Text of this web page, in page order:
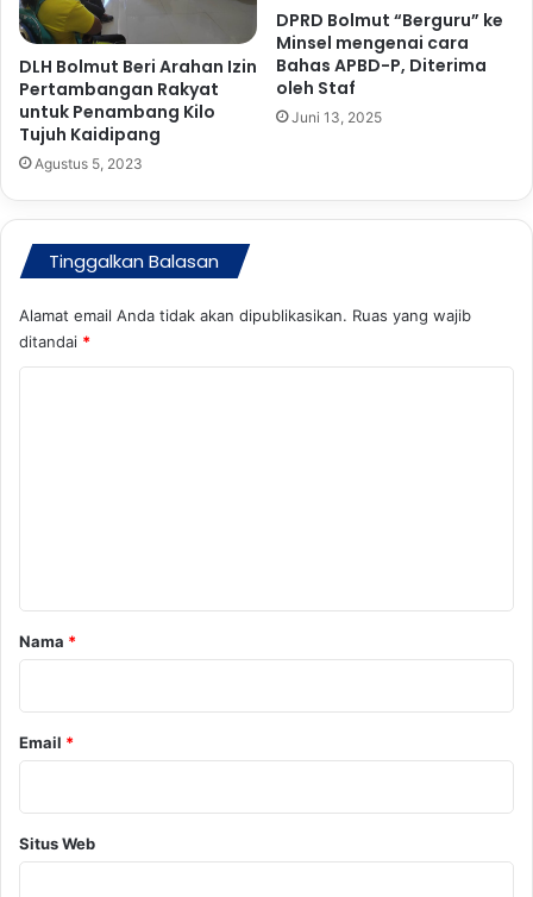
T
N
I
-
P
o
l
DLH Bolmut Beri Arahan Izin
Pertambangan Rakyat
untuk Penambang Kilo
Tujuh Kaidipang
Agustus 5, 2023
DPRD Bolmut “Berguru” ke
Minsel mengenai cara
Bahas APBD-P, Diterima
oleh Staf
Juni 13, 2025
Tinggalkan Balasan
Alamat email Anda tidak akan dipublikasikan. Ruas yang wajib
ditandai *
rNama *
Email *
Situs Web